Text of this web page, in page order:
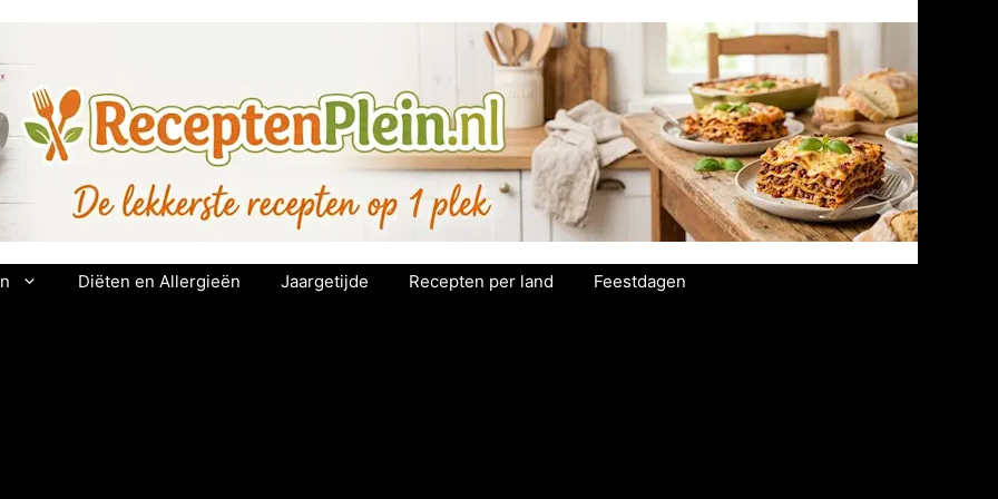
Diëten en Allergieën Jaargetijde Recepten per land Feestdagen